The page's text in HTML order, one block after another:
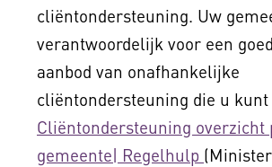
cliëntondersteuning. Uw
verantwoordelijk voor een
aanbod van onafhankelijke
cliëntondersteuning die u
Cliëntondersteuning overzicht
gemeente| Regelhulp